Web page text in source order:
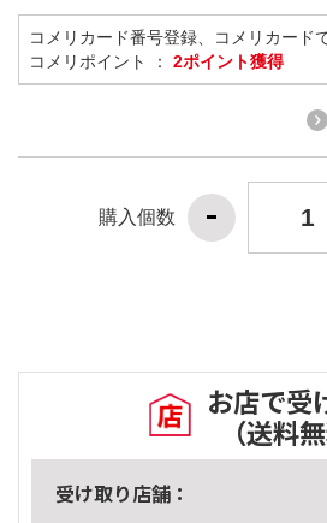
コメリカード番号登録、コメリカード
コメリポイント ： 2ポイント獲得
購入個数
お店で受
（送料
受け取り店舗：